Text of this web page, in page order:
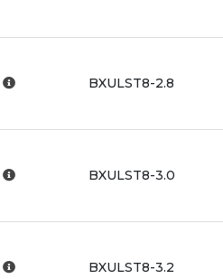
BXULST8-2.8
BXULST8-3.0
BXULST8-3.2